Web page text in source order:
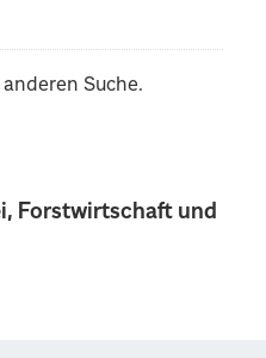
Forstwirtschaft und
Suche.